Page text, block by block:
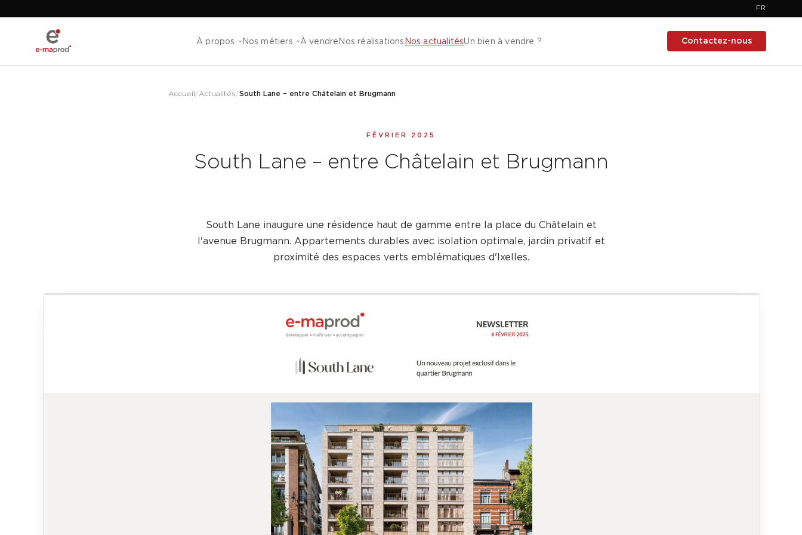
FR
À propos Nos métiers À vendre Nos réalisations Nos actualitésUn bien à vendre ? Contactez-nous
Accueil /Actualités/South Lane – entre Châtelain et Brugmann
FÉVRIER 2025
South Lane – entre Châtelain et Brugmann
South Lane inaugure une résidence haut de gamme entre la place du Châtelain et
l'avenue Brugmann. Appartements durables avec isolation optimale, jardin privatif et
proximité des espaces verts emblématiques d'Ixelles.